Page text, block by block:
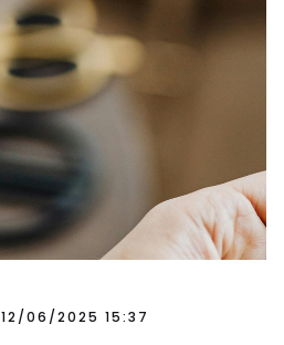
12/06/2025 15:37